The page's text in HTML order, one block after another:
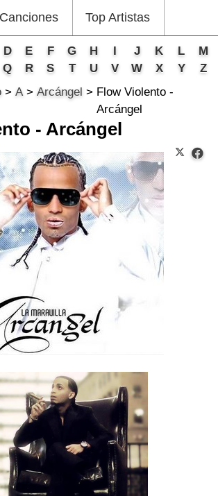
Top Artistas
D E F G H I J K L
M
Q R S T U V W X Y
Z
A Arcángel
Flow Violento -
Arcángel
- Arcángel